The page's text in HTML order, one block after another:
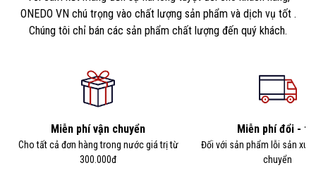
ONEDO VN chú trọng vào chất lượng sản phẩm và dịch vụ tốt .
Chúng tôi chỉ bán các sản phẩm chất lượng đến quý khách.
Miễn phí vận chuyển
Cho tất cả đơn hàng trong nước giá trị từ
300.000đ
Miễn phí đổi -
Đối với sản phẩm lỗi sản
chuyển